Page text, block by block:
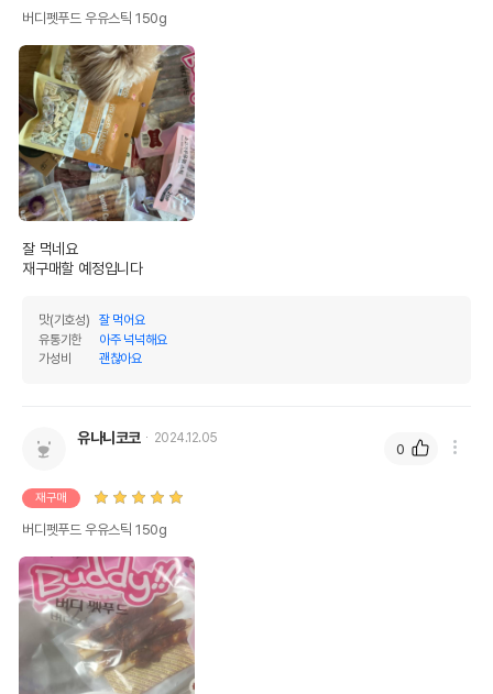
상품 필수 정보
법에 의한 인증,허가 등을
받았음을 확인할수 있는
제조국 또는 원산지
수입자를 함께 표기
AS책임자와 전화번호
또는 소비자상담 관련
전화번호
버디펫푸드 우유스틱 150g
잘 먹네요
재구매할 예정입니다
맛(기호성)
잘 먹어요
유통기한
아주 넉넉해요
가성비
괜찮아요
유나니코코 2024.12.05
재구매
버디펫푸드 우유스틱 150g
0